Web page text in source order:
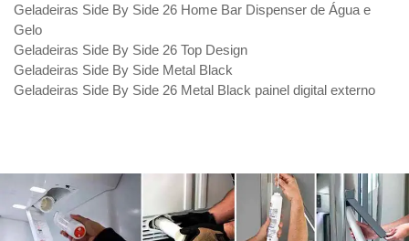
Geladeiras Side By Side 26 Home Bar Dispenser de Água e
Gelo
Geladeiras Side By Side 26 Top Design
Geladeiras Side By Side Metal Black
Geladeiras Side By Side 26 Metal Black painel digital externo